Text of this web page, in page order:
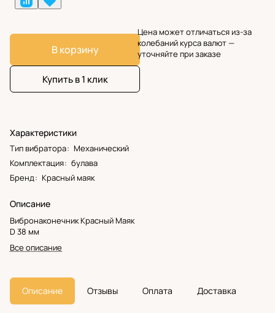
В корзину
Купить в 1 клик
Характеристики
Тип вибратора: Механический
Комплектация: булава
Бренд: Красный маяк
Описание
Вибронаконечник Красный Маяк
D 38 мм
Все описание
Цена может отличаться из-за
колебаний курса валют —
уточняйте при заказе
Описание Отзывы Оплата Доставка